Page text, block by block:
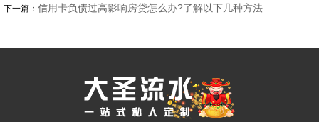
下一篇： 信用卡负债过高影响房贷怎么办?了解以下几种方法